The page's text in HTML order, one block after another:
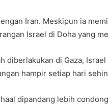
Iran. Meskipun ia
Israel di Doha yang
diberlakukan di Gaza,
hampir setiap hari
dipandang lebih